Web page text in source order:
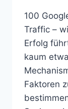
100
Traffic –
Erfolg
kaum
Faktoren